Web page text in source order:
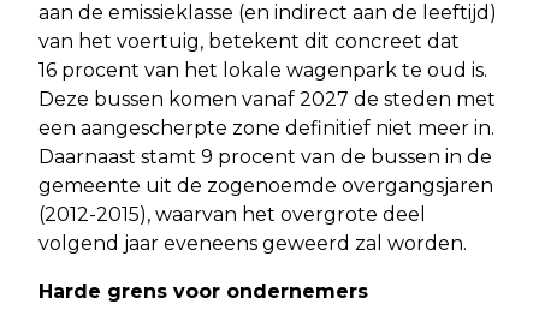
aan de emissieklasse (en indirect aan de leeftijd)
van het voertuig, betekent dit concreet dat
16 procent van het lokale wagenpark te oud is.
Deze bussen komen vanaf 2027 de steden met
een aangescherpte zone definitief niet meer in.
Daarnaast stamt 9 procent van de bussen in de
gemeente uit de zogenoemde overgangsjaren
(2012-2015), waarvan het overgrote deel
volgend jaar eveneens geweerd zal worden.
Harde grens voor ondernemers